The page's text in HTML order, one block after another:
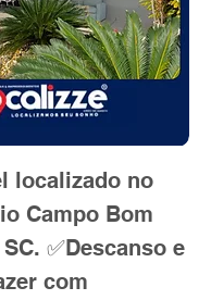
localizado no
Campo Bom
✅Descanso e
com